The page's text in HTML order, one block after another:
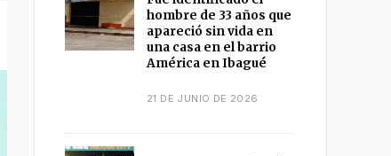
hombre de 33 años que
apareció sin vida en
una casa en el barrio
América en Ibagué
21 DE JUNIO DE 2026